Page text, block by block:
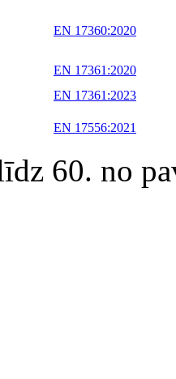
EN 17360:2020
EN 17361:2020
EN 17361:2023
EN 17556:2021
60. no